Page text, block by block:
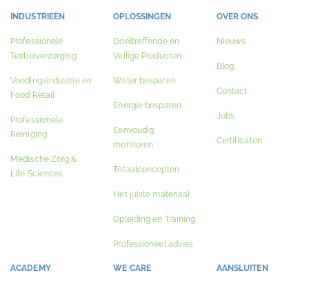
INDUSTRIEËN
Professionele
Textielverzorging
Voedingsindustrie en
Food Retail
Professionele
Reiniging
Medische Zorg &
Life Sciences
OPLOSSINGEN
Doeltreffende en
Veilige Producten
Water besparen
Energie besparen
Eenvoudig
monitoren
Totaalconcepten
Het juiste materiaal
Opleiding en Training
Professioneel advies
OVER ONS
Nieuws
Blog
Contact
Jobs
Certificaten
ACADEMY WE CARE AANSLUITEN